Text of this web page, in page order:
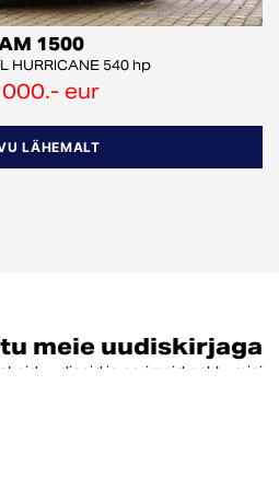
1500
HURRICANE 540 hp
eur
LÄHEMALT
meie uudiskirjaga
uudiseid ja parimaid pakkumisi